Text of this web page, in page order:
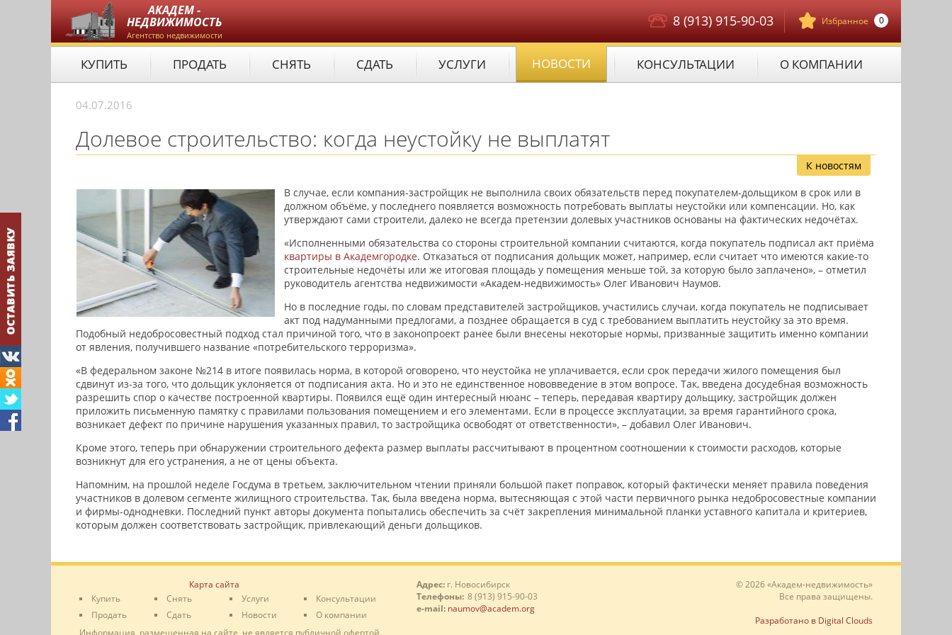
АКАДЕМ -
НЕДВИЖИМОСТЬ
Агентство недвижимости
Избранное 0
8 (913) 915-90-03
КУПИТЬ ПРОДАТЬ СНЯТЬ СДАТЬ УСЛУГИ НОВОСТИ КОНСУЛЬТАЦИИ О КОМПАНИИ
04.07.2016
Долевое строительство: когда неустойку не выплатят
К новостям
В случае, если компания-застройщик не выполнила своих обязательств перед покупателем-дольщиком в срок или в
должном объёме, у последнего появляется возможность потребовать выплаты неустойки или компенсации. Но, как
утверждают сами строители, далеко не всегда претензии долевых участников основаны на фактических недочётах.
«Исполненными обязательства со стороны строительной компании считаются, когда покупатель подписал акт приёма
квартиры в Академгородке. Отказаться от подписания дольщик может, например, если считает что имеются какие-то
строительные недочёты или же итоговая площадь у помещения меньше той, за которую было заплачено», – отметил
руководитель агентства недвижимости «Академ-недвижимость» Олег Иванович Наумов.
Но в последние годы, по словам представителей застройщиков, участились случаи, когда покупатель не подписывает
акт под надуманными предлогами, а позднее обращается в суд с требованием выплатить неустойку за это время.
Подобный недобросовестный подход стал причиной того, что в законопроект ранее были внесены некоторые нормы, призванные защитить именно компании
от явления, получившего название «потребительского терроризма».
«В федеральном законе №214 в итоге появилась норма, в которой оговорено, что неустойка не уплачивается, если срок передачи жилого помещения был
сдвинут из-за того, что дольщик уклоняется от подписания акта. Но и это не единственное нововведение в этом вопросе. Так, введена досудебная возможность
разрешить спор о качестве построенной квартиры. Появился ещё один интересный нюанс – теперь, передавая квартиру дольщику, застройщик должен
приложить письменную памятку с правилами пользования помещением и его элементами. Если в процессе эксплуатации, за время гарантийного срока,
возникает дефект по причине нарушения указанных правил, то застройщика освободят от ответственности», – добавил Олег Иванович.
Кроме этого, теперь при обнаружении строительного дефекта размер выплаты рассчитывают в процентном соотношении к стоимости расходов, которые
возникнут для его устранения, а не от цены объекта.
Напомним, на прошлой неделе Госдума в третьем, заключительном чтении приняли большой пакет поправок, который фактически меняет правила поведения
участников в долевом сегменте жилищного строительства. Так, была введена норма, вытесняющая с этой части первичного рынка недобросовестные компании
и фирмы-однодневки. Последний пункт авторы документа попытались обеспечить за счёт закрепления минимальной планки уставного капитала и критериев,
которым должен соответствовать застройщик, привлекающий деньги дольщиков.
Карта сайта
Купить
Продать
Снять
Сдать
Услуги
Новости
Консультации
О компании
Информация, размещенная на сайте, не является публичной офертой.
Адрес: г. Новосибирск
Телефоны: 8 (913) 915-90-03
e-mail: naumov@academ.org
© 2026 «Академ-недвижимость»
Все права защищены.
Разработано в Digital Clouds